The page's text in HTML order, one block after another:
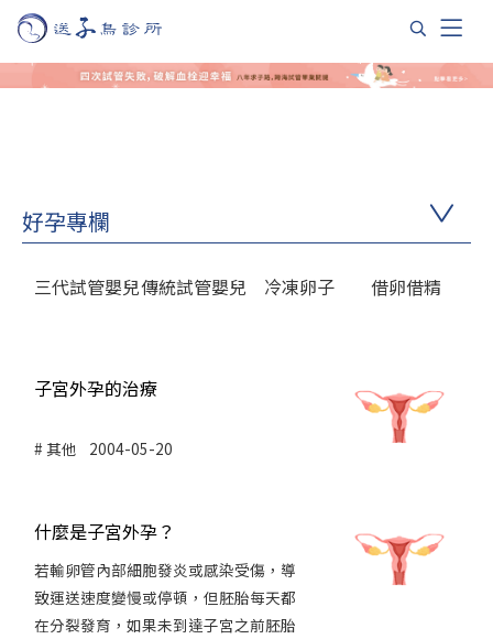
好孕專欄
三代試管嬰兒傳統試管嬰兒 冷凍卵子 借卵借精
子宮外孕的治療
其他 2004-05-20
什麼是子宮外孕？
若輸卵管內部細胞發炎或感染受傷，導
致運送速度變慢或停頓，但胚胎每天都
在分裂發育，如果未到達子宮之前胚胎